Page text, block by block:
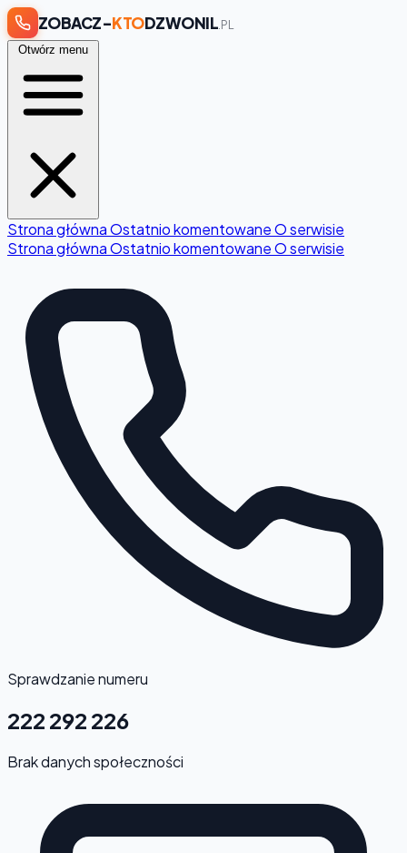
ZOBACZ-KTODZWONIL .PL
Otwórz menu
Strona głównaOstatnio komentowaneO serwisie
Strona głównaOstatnio komentowaneO serwisie
Sprawdzanie numeru
222 292 226
Brak danych społeczności